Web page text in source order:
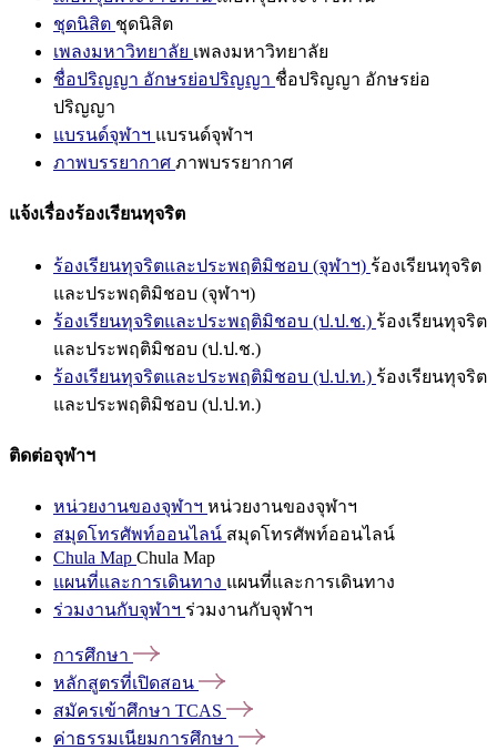
ชุดนิสิต ชุดนิสิต
เพลงมหาวิทยาลัย เพลงมหาวิทยาลัย
ชื่อปริญญา อักษรย่อปริญญา ชื่อปริญญา อักษรย่อ
ปริญญา
แบรนด์จุฬาฯ แบรนด์จุฬาฯ
ภาพบรรยากาศ ภาพบรรยากาศ
แจ้งเรื่องร้องเรียนทุจริต
ร้องเรียนทุจริตและประพฤติมิชอบ (จุฬาฯ) ร้องเรียนทุจริต
และประพฤติมิชอบ (จุฬาฯ)
ร้องเรียนทุจริตและประพฤติมิชอบ (ป.ป.ช.) ร้องเรียนทุจริต
และประพฤติมิชอบ (ป.ป.ช.)
ร้องเรียนทุจริตและประพฤติมิชอบ (ป.ป.ท.) ร้องเรียนทุจริต
และประพฤติมิชอบ (ป.ป.ท.)
ติดต่อจุฬาฯ
หน่วยงานของจุฬาฯ หน่วยงานของจุฬาฯ
สมุดโทรศัพท์ออนไลน์ สมุดโทรศัพท์ออนไลน์
Chula Map Chula Map
แผนที่และการเดินทาง แผนที่และการเดินทาง
ร่วมงานกับจุฬาฯ ร่วมงานกับจุฬาฯ
การศึกษา
หลักสูตรที่เปิดสอน
สมัครเข้าศึกษา TCAS
ค่าธรรมเนียมการศึกษา